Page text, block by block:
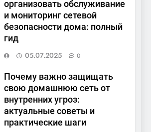
организовать обслуживание
и мониторинг сетевой
безопасности дома: полный
гид
05.07.2025
0
Почему важно защищать
свою домашнюю сеть от
внутренних угроз:
актуальные советы и
практические шаги